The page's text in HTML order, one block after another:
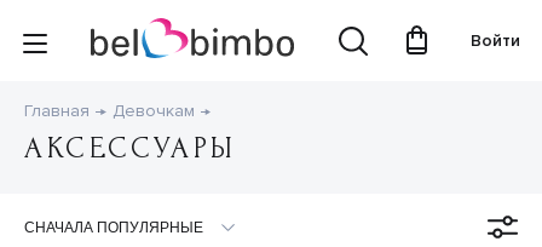
Войти
Главная Девочкам
АКСЕССУАРЫ